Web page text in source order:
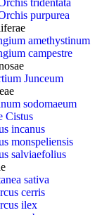
purpurea
amethystinum
campestre
Junceum
sodomaeum
Cistus
incanus
monspeliensis
salviaefolius
sativa
cerris
ilex